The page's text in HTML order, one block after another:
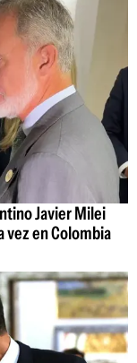
Javier Milei
vez en Colombia